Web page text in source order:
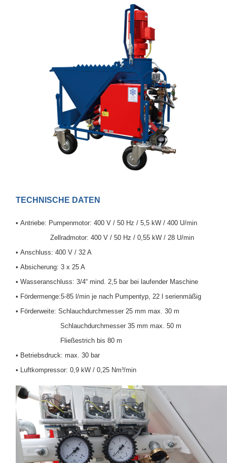
TECHNISCHE DATEN
• Antriebe: Pumpenmotor: 400 V / 50 Hz / 5,5 kW / 400 U/min
Zellradmotor: 400 V / 50 Hz / 0,55 kW / 28 U/min
• Anschluss: 400 V / 32 A
• Absicherung: 3 x 25 A
• Wasseranschluss: 3/4“ mind. 2,5 bar bei laufender Maschine
• Fördermenge:5-85 l/min je nach Pumpentyp, 22 l serienmäßig
• Förderweite: Schlauchdurchmesser 25 mm max. 30 m
Schlauchdurchmesser 35 mm max. 50 m
Fließestrich bis 80 m
• Betriebsdruck: max. 30 bar
• Luftkompressor: 0,9 kW / 0,25 Nm³/min